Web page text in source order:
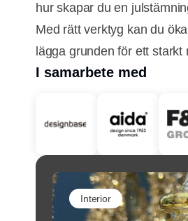
hur skapar du en
Med rätt verktyg kan du
lägga grunden för ett starkt
I samarbete med
Interior